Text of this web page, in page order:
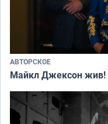
АВТОРСКОЕ
Майкл Джексон жив!